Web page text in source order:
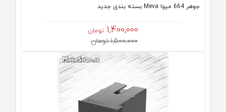
جوهر 664 میوا Meva بسته بندی جدید
1,400,000 تومان
1,500,000 تومان